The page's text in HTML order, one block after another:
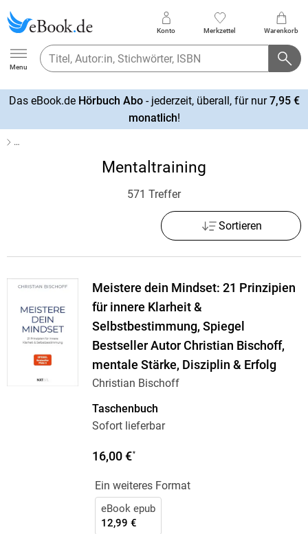
Ebook.de
Menu
Konto Merkzettel Warenkorb
Das eBook.de Hörbuch Abo- jederzeit, überall, für nur7,95 €
monatlich!
…
Mentaltraining
571 Treffer
Sortieren
Meistere dein Mindset: 21 Prinzipien
für innere Klarheit &
Selbstbestimmung, Spiegel
Bestseller Autor Christian Bischoff,
mentale Stärke, Disziplin & Erfolg
Christian Bischoff
Taschenbuch
Sofort lieferbar
16,00 €*
Ein weiteres Format
eBook epub
12,99 €